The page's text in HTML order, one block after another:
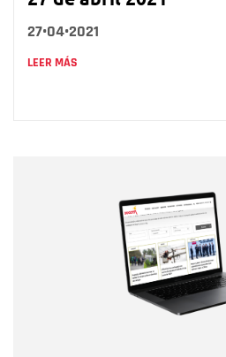
27•04•2021
LEER MÁS
Correo electrónico
Tipo de comentario